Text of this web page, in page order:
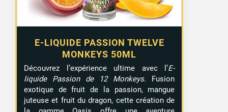
E-LIQUIDE PASSION TWELVE
MONKEYS 50ML
Découvrez l’expérience ultime avec l’E-
liquide Passion de 12 Monkeys. Fusion
exotique de fruit de la passion, mangue
juteuse et fruit du dragon, cette création de